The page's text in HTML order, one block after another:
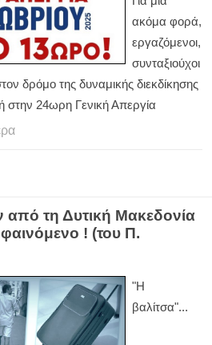
ακόμα φορά,
εργαζόμενοι,
συνταξιούχοι
δρόμο της δυναμικής διεκδίκησης
στην 24ωρη Γενική Απεργία
τη Δυτική Μακεδονία
φαινόμενο ! (του Π.
"Η
βαλίτσα"...